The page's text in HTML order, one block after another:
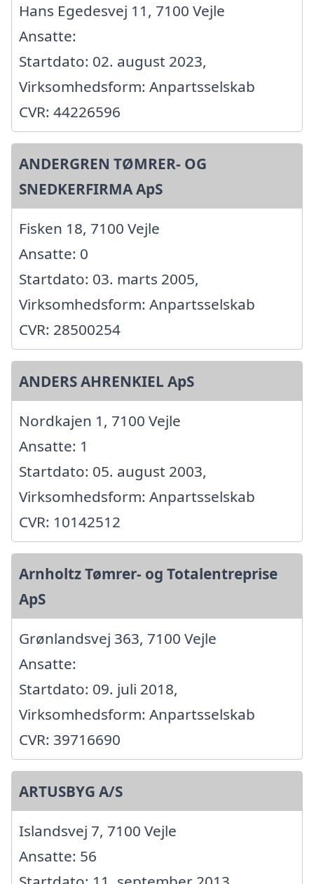
Hans Egedesvej 11, 7100 Vejle
Ansatte:
Startdato: 02. august 2023,
Virksomhedsform: Anpartsselskab
CVR: 44226596
ANDERGREN TØMRER- OG
SNEDKERFIRMA ApS
Fisken 18, 7100 Vejle
Ansatte: 0
Startdato: 03. marts 2005,
Virksomhedsform: Anpartsselskab
CVR: 28500254
ANDERS AHRENKIEL ApS
Nordkajen 1, 7100 Vejle
Ansatte: 1
Startdato: 05. august 2003,
Virksomhedsform: Anpartsselskab
CVR: 10142512
Arnholtz Tømrer- og Totalentreprise
ApS
Grønlandsvej 363, 7100 Vejle
Ansatte:
Startdato: 09. juli 2018,
Virksomhedsform: Anpartsselskab
CVR: 39716690
ARTUSBYG A/S
Islandsvej 7, 7100 Vejle
Ansatte: 56